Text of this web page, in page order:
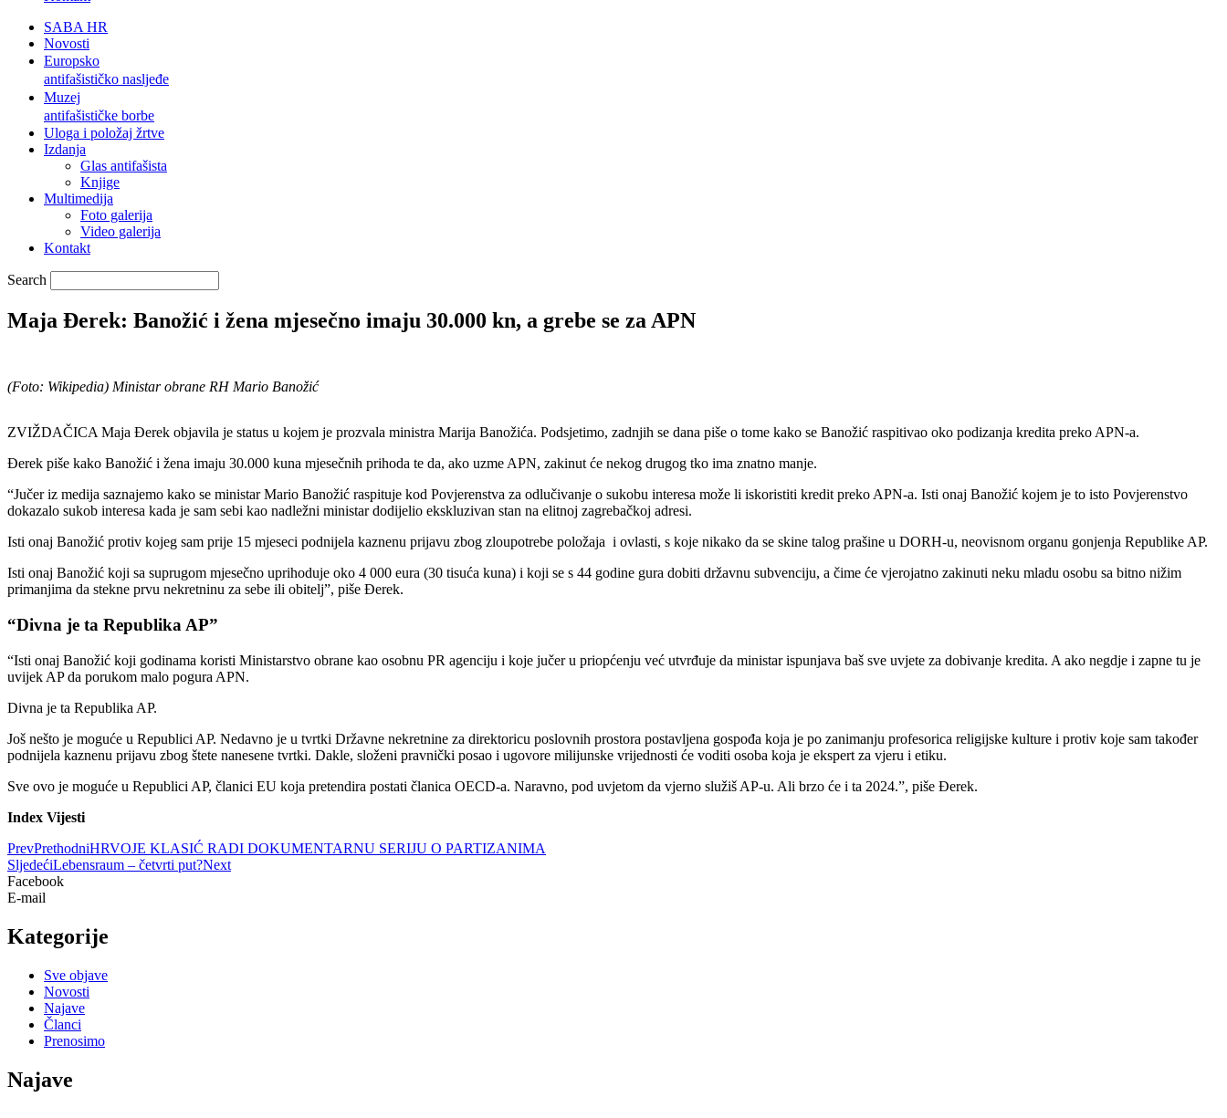
SABA HR
Novosti
Europsko
antifašističko nasljeđe
Muzej
antifašističke borbe
Uloga i položaj žrtve
Izdanja
Glas antifašista
Knjige
Multimedija
Foto galerija
Video galerija
Kontakt
Search
Maja Đerek: Banožić i žena mjesečno imaju 30.000 kn, a grebe se za APN
(Foto: Wikipedia) Ministar obrane RH Mario Banožić
ZVIŽDAČICA Maja Đerek objavila je status u kojem je prozvala ministra Marija Banožića. Podsjetimo, zadnjih se dana piše o tome kako se Banožić raspitivao oko podizanja kredita preko APN-a.
Đerek piše kako Banožić i žena imaju 30.000 kuna mjesečnih prihoda te da, ako uzme APN, zakinut će nekog drugog tko ima znatno manje.
“Jučer iz medija saznajemo kako se ministar Mario Banožić raspituje kod Povjerenstva za odlučivanje o sukobu interesa može li iskoristiti kredit preko APN-a. Isti onaj Banožić kojem je to isto Povjerenstvo
dokazalo sukob interesa kada je sam sebi kao nadležni ministar dodijelio ekskluzivan stan na elitnoj zagrebačkoj adresi.
Isti onaj Banožić protiv kojeg sam prije 15 mjeseci podnijela kaznenu prijavu zbog zloupotrebe položaja i ovlasti, s koje nikako da se skine talog prašine u DORH-u, neovisnom organu gonjenja Republike AP.
Isti onaj Banožić koji sa suprugom mjesečno uprihoduje oko 4 000 eura (30 tisuća kuna) i koji se s 44 godine gura dobiti državnu subvenciju, a čime će vjerojatno zakinuti neku mladu osobu sa bitno nižim
primanjima da stekne prvu nekretninu za sebe ili obitelj”, piše Đerek.
“Divna je ta Republika AP”
“Isti onaj Banožić koji godinama koristi Ministarstvo obrane kao osobnu PR agenciju i koje jučer u priopćenju već utvrđuje da ministar ispunjava baš sve uvjete za dobivanje kredita. A ako negdje i zapne tu je
uvijek AP da porukom malo pogura APN.
Divna je ta Republika AP.
Još nešto je moguće u Republici AP. Nedavno je u tvrtki Državne nekretnine za direktoricu poslovnih prostora postavljena gospođa koja je po zanimanju profesorica religijske kulture i protiv koje sam također
podnijela kaznenu prijavu zbog štete nanesene tvrtki. Dakle, složeni pravnički posao i ugovore milijunske vrijednosti će voditi osoba koja je ekspert za vjeru i etiku.
Sve ovo je moguće u Republici AP, članici EU koja pretendira postati članica OECD-a. Naravno, pod uvjetom da vjerno služiš AP-u. Ali brzo će i ta 2024.”, piše Đerek.
Index Vijesti
PrevPrethodniHRVOJE KLASIĆ RADI DOKUMENTARNU SERIJU O PARTIZANIMA
SljedećiLebensraum – četvrti put?Next
Facebook
E-mail
Kategorije
Sve objave
Novosti
Najave
Članci
Prenosimo
Najave